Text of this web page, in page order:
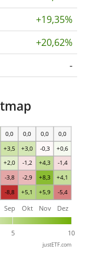
+19,35%
+20,62%
-
-8,8 +5,1 +5,9 -5,4
-3,8 -2,9 +8,3 +4,1
+2,0 -1,2 +4,3 -1,4
+3,5 +3,0 -0,3 +0,6
0,0 0,0 0,0 0,0
5 10
Sep Okt Nov Dez
justETF.com